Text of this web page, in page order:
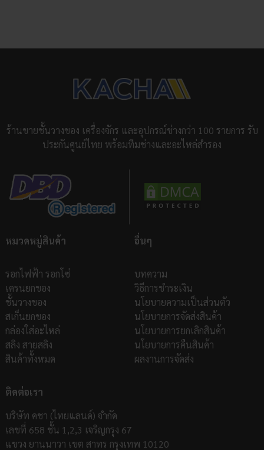
ร้านขายชั้นวางของ เครื่องจักร และอุปกรณ์ช่างกว่า 100 รายการ รับ
หมวดหมู่สินค้า
รอกไฟฟ้า รอกโซ่
เครนยกของ
สเก็นยกของ
กล่องใส่อะไหล่
สลิง สายสลิง
สินค้าทั้งหมด
อื่นๆ
บทความ
วิธีการชำระเงิน
นโยบายการจัดส่งสินค้า
นโยบายการยกเลิกสินค้า
นโยบายการคืนสินค้า
ผลงานการจัดส่ง
ติดต่อเรา
เลขที่ 658 ชั้น 1,2,3 เจริญกรุง 67
โทร092-262-6250
Email:sales@kacha.co.th